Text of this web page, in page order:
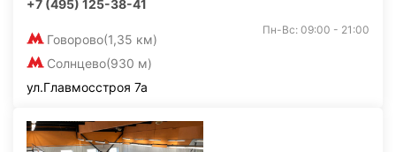
+7 (495) 125-38-41
Говорово(1,35 км)
Солнцево(930 м)
Пн-Вс: 09:00 - 21:00
ул.Главмосстроя 7а